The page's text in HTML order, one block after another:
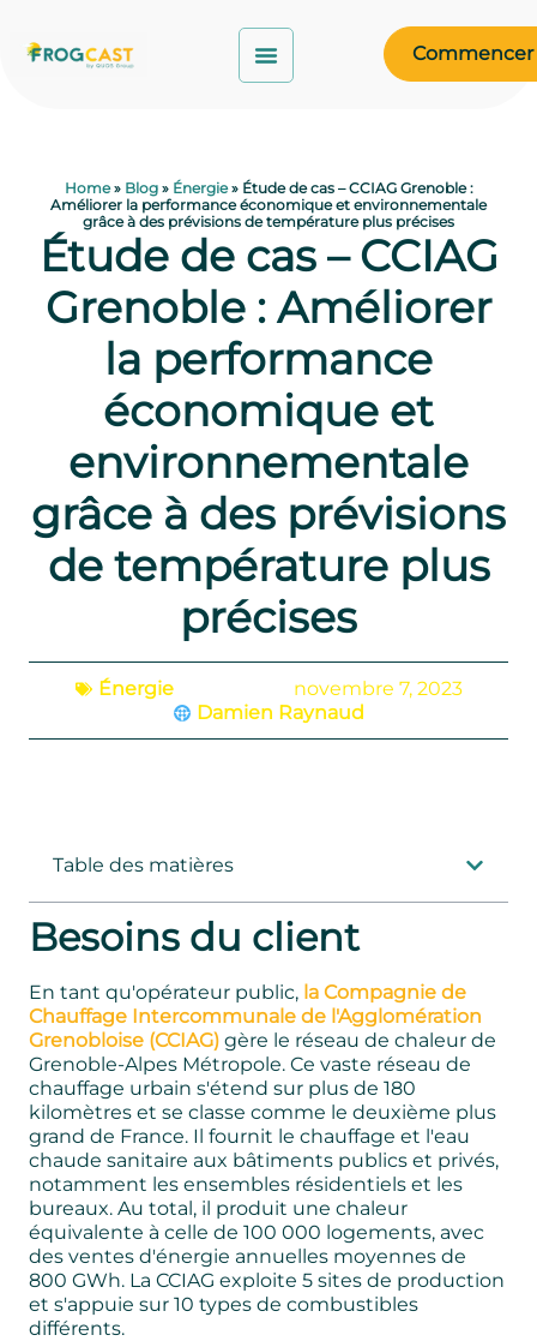
Commencer
Home» Blog» Énergie» Étude de cas – CCIAG Grenoble :
Améliorer la performance économique et environnementale
grâce à des prévisions de température plus précises
Étude de cas – CCIAG
Grenoble : Améliorer
la performance
économique et
environnementale
grâce à des prévisions
de température plus
précises
Énergie
novembre 7, 2023
Damien Raynaud
Table des matières
Besoins du client
En tant qu'opérateur public, la Compagnie de
Chauffage Intercommunale de l'Agglomération
Grenobloise (CCIAG) gère le réseau de chaleur de
Grenoble-Alpes Métropole. Ce vaste réseau de
chauffage urbain s'étend sur plus de 180
kilomètres et se classe comme le deuxième plus
grand de France. Il fournit le chauffage et l'eau
chaude sanitaire aux bâtiments publics et privés,
notamment les ensembles résidentiels et les
bureaux. Au total, il produit une chaleur
équivalente à celle de 100 000 logements, avec
des ventes d'énergie annuelles moyennes de
800 GWh. La CCIAG exploite 5 sites de production
et s'appuie sur 10 types de combustibles
différents.